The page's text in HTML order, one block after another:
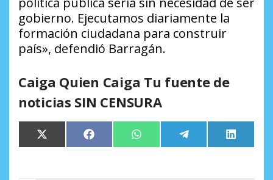
gobierno. Ejecutamos diariamente la
formación ciudadana para construir
país», defendió Barragán.
Caiga Quien Caiga Tu fuente de
noticias SIN CENSURA
Compartir
en
X
(Twitter)
Compartir
en
Facebook Compartir
en
WhatsApp Compartir
en
Telegram
en
LinkedIn